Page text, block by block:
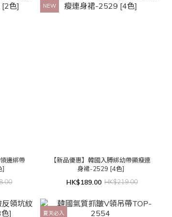
邊綁帶
]
NEW
【新品優惠】韓國入膊綁幼帶顯瘦連
身裙-2529 [4色]
HK$189.00 HK$219.00
夏天必入